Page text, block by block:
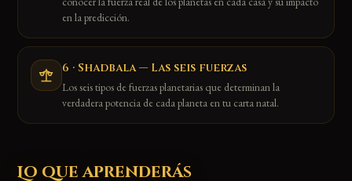
en la predicción.
6 · Shadbala — Las seis fuerzas
Los seis tipos de fuerzas planetarias que determinan la
verdadera potencia de cada planeta en tu carta natal.
Lo que aprenderás